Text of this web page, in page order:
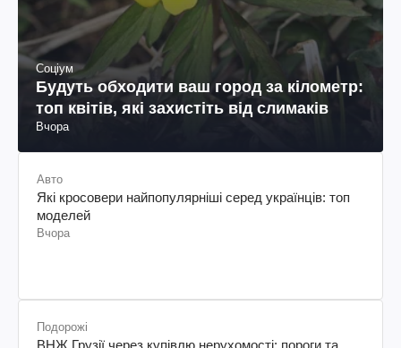
Соціум
Будуть обходити ваш город за кілометр:
топ квітів, які захистіть від слимаків
Вчора
Авто
Які кросовери найпопулярніші серед українців: топ
моделей
Вчора
Подорожі
ВНЖ Грузії через купівлю нерухомості: пороги та